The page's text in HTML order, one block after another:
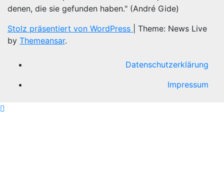
denen, die sie gefunden haben." (André Gide)
Stolz präsentiert von WordPress
Theme: News Live
by Themeansar.
Datenschutzerklärung
Impressum